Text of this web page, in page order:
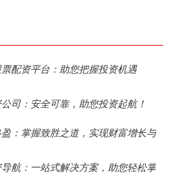
配资平台：助您把握投资机遇
司：安全可靠，助您投资起航！
：掌握致胜之道，实现财富增长与
航：一站式解决方案，助您轻松掌